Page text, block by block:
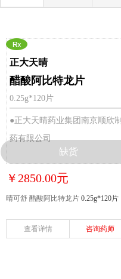
正大天晴
醋酸阿比特龙片
0.25g*120片
●正大天晴药业集团南京顺欣制
药有限公司
￥2850.00元
晴可舒 醋酸阿比特龙片 0.25g*120片
缺货
查看详情 咨询药师